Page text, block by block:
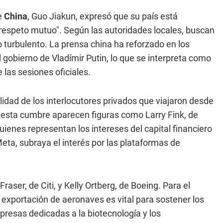
China, Guo Jiakun, expresó que su país está
mutuo". Según las autoridades locales, buscan
La prensa china ha reforzado en los
de Vladímir Putin, lo que se interpreta como
las sesiones oficiales.
de los interlocutores privados que viajaron desde
cumbre aparecen figuras como Larry Fink, de
representan los intereses del capital financiero
subraya el interés por las plataformas de
de Citi, y Kelly Ortberg, de Boeing. Para el
de aeronaves es vital para sostener los
dedicadas a la biotecnología y los